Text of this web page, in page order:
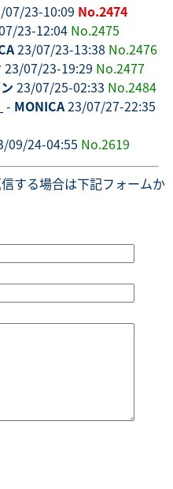
23-10:09 No.2474
23-12:04 No.2475
23/07/23-13:38 No.2476
23/07/23-19:29 No.2477
23/07/25-02:33 No.2484
- MONICA23/07/27-22:35
09/24-04:55 No.2619
信する場合は下記フォームか